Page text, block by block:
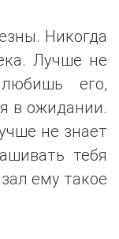
Никогда
Лучше не
его,
в ожидании.
не знает
тебя
ему такое